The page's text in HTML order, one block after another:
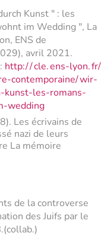
Kunst " : les
im Wedding ", La
ENS de
avril 2021.
http://cle.ens-lyon.fr/
contemporaine/wir-
kunst-les-romans-
wedding
Les écrivains de
nazi de leurs
La mémoire
de la controverse
des Juifs par le